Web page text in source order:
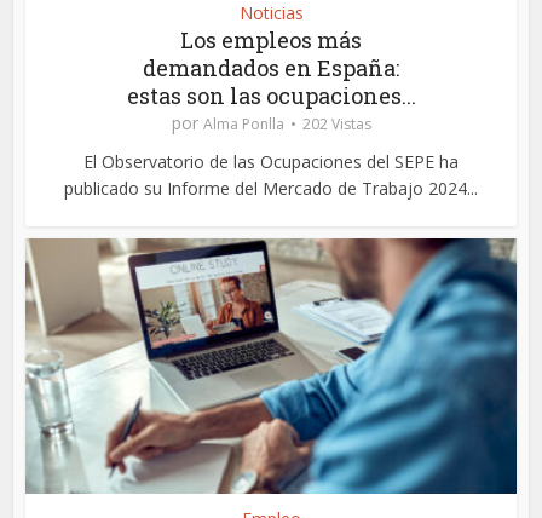
Noticias
Los empleos más
demandados en España:
estas son las ocupaciones...
por Alma Ponlla 202 Vistas
El Observatorio de las Ocupaciones del SEPE ha
publicado su Informe del Mercado de Trabajo 2024...